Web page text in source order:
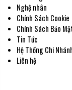
Nghiệm
Xà Phòng
An Toàn
Mực Xăm
Có Nên
Nghệ nhân
Chính Sách Cookie
Chính Sách Bảo
Tin Tức
Hệ Thống Chi
Liên hệ